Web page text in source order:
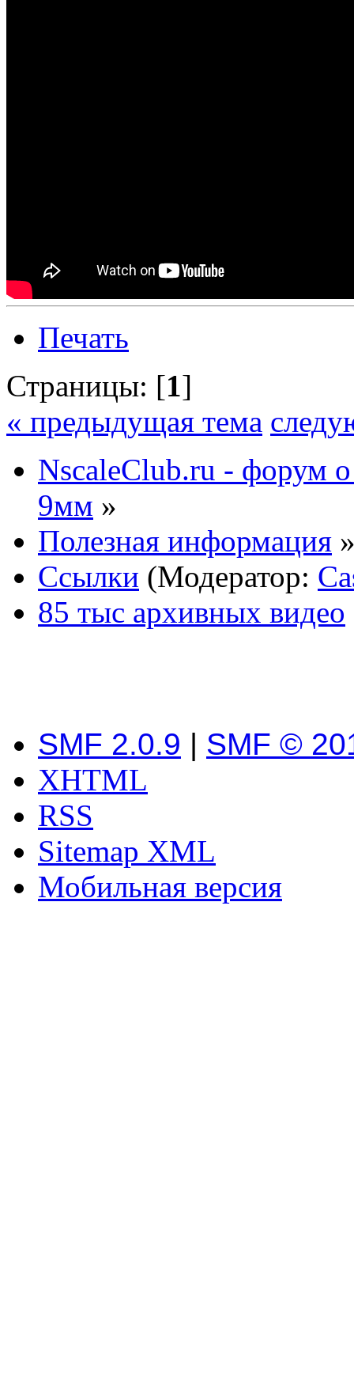
Печать
Страницы: [1]
« предыдущая тема
NscaleClub.ru - форум
9мм »
Полезная информация
Ссылки (Модератор:
85 тыс архивных видео
SMF 2.0.9 | SMF ©
XHTML
RSS
Sitemap XML
Мобильная версия